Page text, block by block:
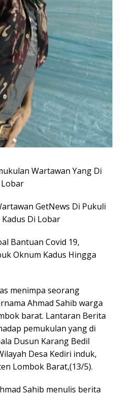
Wartawan Yang Di
GetNews Di Pukuli
Di Lobar
Bantuan Covid 19,
Oknum Kadus Hingga
menimpa seorang
Ahmad Sahib warga
barat. Lantaran Berita
pemukulan yang di
Dusun Karang Bedil
Desa Kediri induk,
Lombok Barat,(13/5).
Sahib menulis berita